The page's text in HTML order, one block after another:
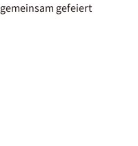
gemeinsam gefeiert